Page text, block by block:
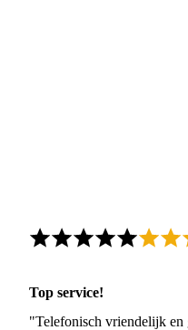
Top service!
"Telefonisch vriendelijk en